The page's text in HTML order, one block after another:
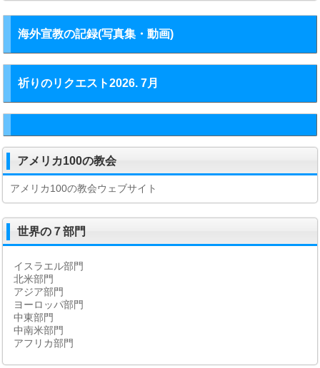
海外宣教の記録(写真集・動画)
祈りのリクエスト2026. 7月
アメリカ100の教会
アメリカ100の教会ウェブサイト
世界の７部門
イスラエル部門
北米部門
アジア部門
ヨーロッパ部門
中東部門
中南米部門
アフリカ部門